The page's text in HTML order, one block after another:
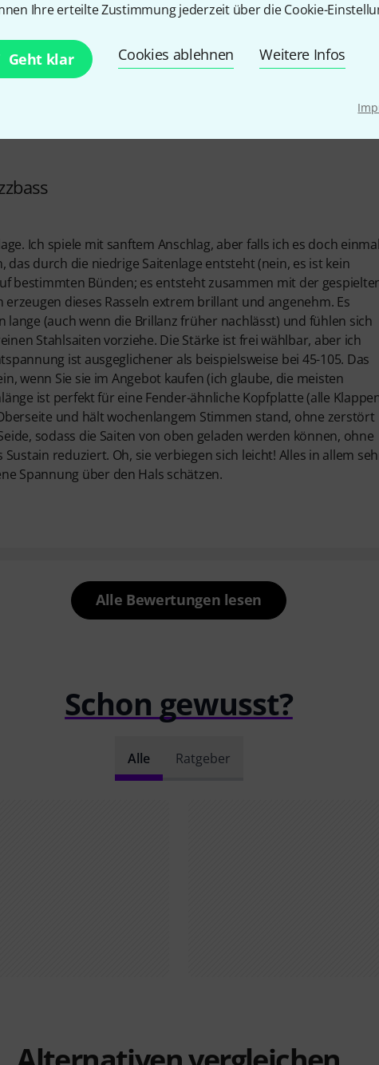
Ihre erteilte Zustimmung jederzeit über die Cookie-
Geht klar Cookies ablehnen Weitere Infos
Ich spiele mit sanftem Anschlag, aber falls ich es doch einmal
das durch die niedrige Saitenlage entsteht (nein, es ist kein
bestimmten Bünden; es entsteht zusammen mit der
dieses Rasseln extrem brillant und angenehm. Es
(auch wenn die Brillanz früher nachlässt) und fühlen sich
Stahlsaiten vorziehe. Die Stärke ist frei wählbar, aber ich
ist ausgeglichener als beispielsweise bei 45-105. Das
wenn Sie sie im Angebot kaufen (ich glaube, die meisten
ist perfekt für eine Fender-ähnliche Kopfplatte (alle
und hält wochenlangem Stimmen stand, ohne zerstört
sodass die Saiten von oben geladen werden können, ohne
reduziert. Oh, sie verbiegen sich leicht! Alles in allem
Spannung über den Hals schätzen.
Alle Bewertungen lesen
Schon gewusst?
Alle Ratgeber